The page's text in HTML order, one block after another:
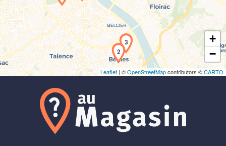
2
3
+
−
Leaflet | ©OpenStreetMapcontributors ©CARTO